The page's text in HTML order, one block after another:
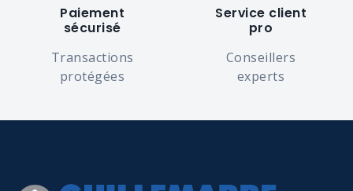
Paiement
sécurisé
Transactions
protégées
Service client
pro
Conseillers
experts